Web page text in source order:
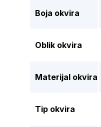
Boja okvira
Oblik okvira
Materijal okvira
Tip okvira